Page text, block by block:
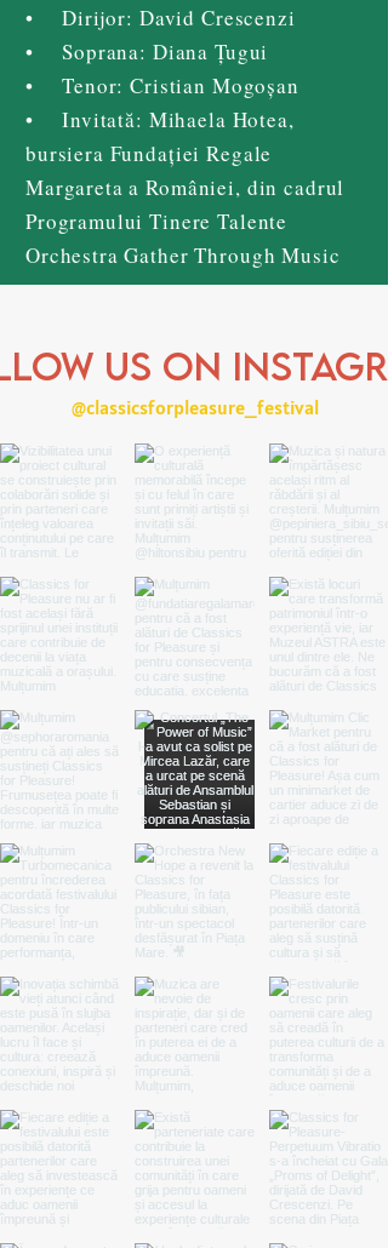
• Dirijor: David Crescenzi
• Soprana: Diana Țugui
• Tenor: Cristian Mogoșan
• Invitată: Mihaela Hotea,
bursiera Fundației Regale
Margareta a României, din cadrul
Programului Tinere Talente
Orchestra Gather Through Music
us on
@classicsforpleasure_festival